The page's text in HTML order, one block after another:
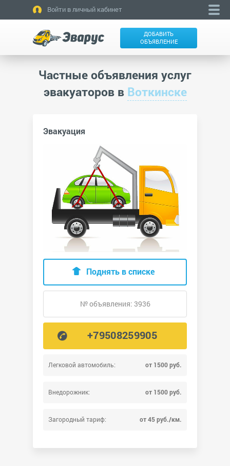
Войти в личный кабинет
ДОБАВИТЬ
ОБЪЯВЛЕНИЕ
Частные объявления услуг
эвакуаторов в Воткинске
Эвакуация
Легковой автомобиль: от 1500 руб.
Внедорожник: от 1500 руб.
Загородный тариф: от 45 руб./км.
Поднять в списке
№ объявления: 3936
+79508259905